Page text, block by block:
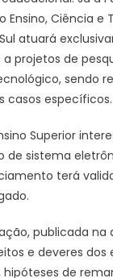
Ensino, Ciência e
atuará
projetos de
sendo
casos específicos.
Superior
de sistema
terá
publicada
e deveres dos
de